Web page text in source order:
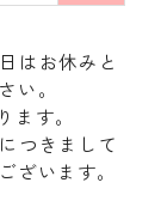
はお休みと
い。
す。
つきまして
ざいます。